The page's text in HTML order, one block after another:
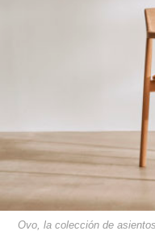
Ovo, la colección de